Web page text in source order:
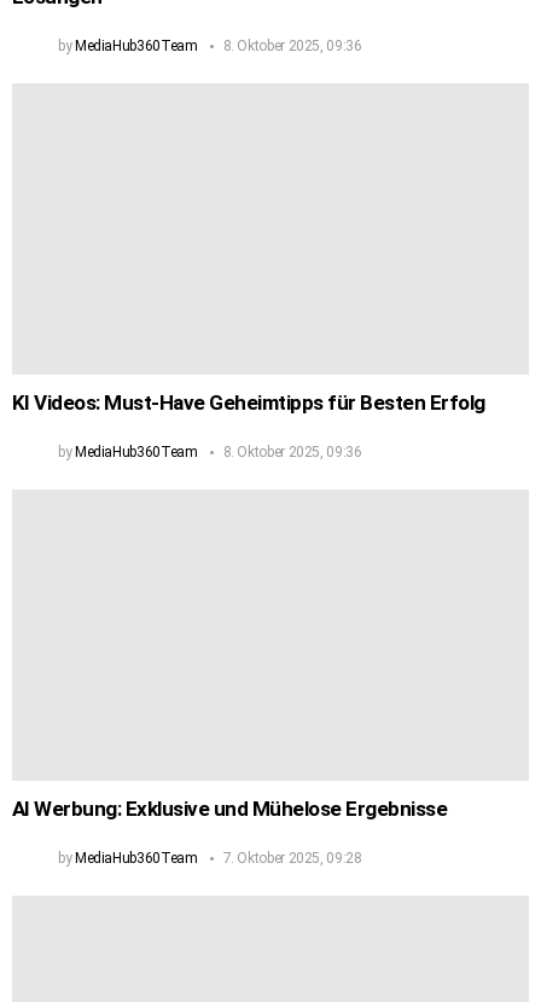
by MediaHub360Team 8. Oktober 2025, 09:36
KI Videos: Must-Have Geheimtipps für Besten Erfolg
byMediaHub360Team 8. Oktober 2025, 09:36
AI Werbung: Exklusive und Mühelose Ergebnisse
byMediaHub360Team 7. Oktober 2025, 09:28